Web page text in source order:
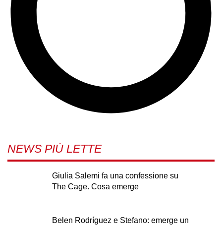
NEWS PIÙ LETTE
Giulia Salemi fa una confessione su
The Cage. Cosa emerge
Belen Rodríguez e Stefano: emerge un